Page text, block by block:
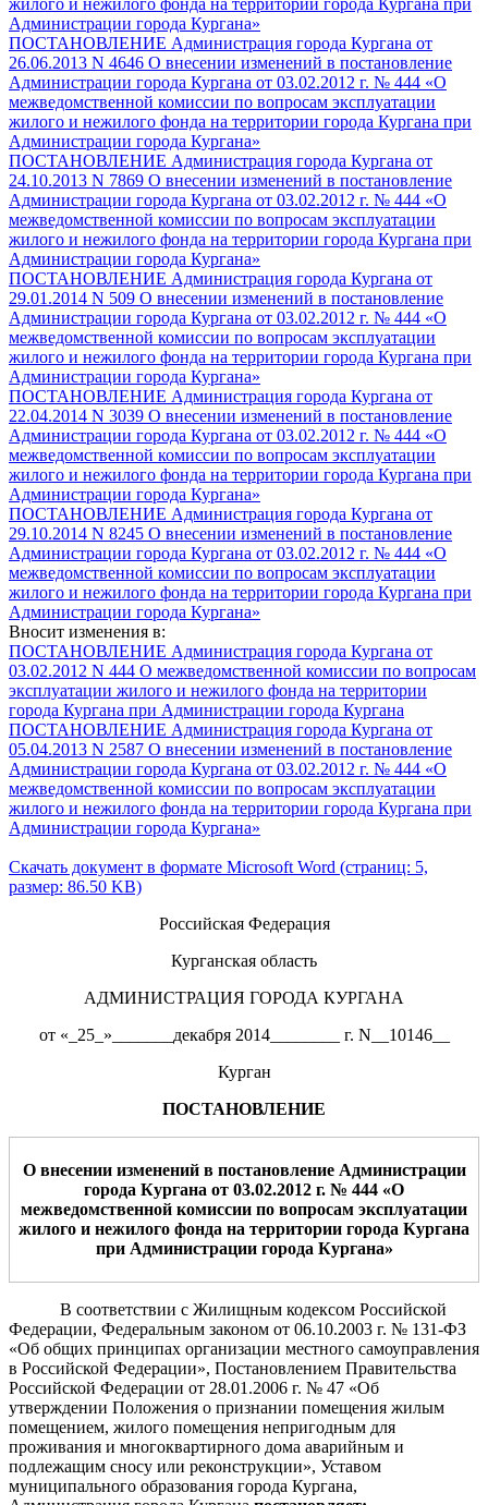
Администрации города Кургана»
ПОСТАНОВЛЕНИЕ Администрация города Кургана от
26.06.2013 N 4646 О внесении изменений в постановление
Администрации города Кургана от 03.02.2012 г. № 444 «О
межведомственной комиссии по вопросам эксплуатации
жилого и нежилого фонда на территории города Кургана при
Администрации города Кургана»
ПОСТАНОВЛЕНИЕ Администрация города Кургана от
24.10.2013 N 7869 О внесении изменений в постановление
Администрации города Кургана от 03.02.2012 г. № 444 «О
межведомственной комиссии по вопросам эксплуатации
жилого и нежилого фонда на территории города Кургана при
Администрации города Кургана»
ПОСТАНОВЛЕНИЕ Администрация города Кургана от
29.01.2014 N 509 О внесении изменений в постановление
Администрации города Кургана от 03.02.2012 г. № 444 «О
межведомственной комиссии по вопросам эксплуатации
жилого и нежилого фонда на территории города Кургана при
Администрации города Кургана»
ПОСТАНОВЛЕНИЕ Администрация города Кургана от
22.04.2014 N 3039 О внесении изменений в постановление
Администрации города Кургана от 03.02.2012 г. № 444 «О
межведомственной комиссии по вопросам эксплуатации
жилого и нежилого фонда на территории города Кургана при
Администрации города Кургана»
ПОСТАНОВЛЕНИЕ Администрация города Кургана от
29.10.2014 N 8245 О внесении изменений в постановление
Администрации города Кургана от 03.02.2012 г. № 444 «О
межведомственной комиссии по вопросам эксплуатации
жилого и нежилого фонда на территории города Кургана при
Администрации города Кургана»
Вносит изменения в:
ПОСТАНОВЛЕНИЕ Администрация города Кургана от
03.02.2012 N 444 О межведомственной комиссии по вопросам
эксплуатации жилого и нежилого фонда на территории
города Кургана при Администрации города Кургана
ПОСТАНОВЛЕНИЕ Администрация города Кургана от
05.04.2013 N 2587 О внесении изменений в постановление
Администрации города Кургана от 03.02.2012 г. № 444 «О
межведомственной комиссии по вопросам эксплуатации
жилого и нежилого фонда на территории города Кургана при
Администрации города Кургана»
Скачать документ в формате Microsoft Word (страниц: 5,
размер: 86.50 KB)
Российская Федерация
Курганская область
АДМИНИСТРАЦИЯ ГОРОДА КУРГАНА
от «_25_»_______декабря 2014________ г. N__10146__
Курган
ПОСТАНОВЛЕНИЕ
О внесении изменений в постановление Администрации
города Кургана от 03.02.2012 г. № 444 «О
межведомственной комиссии по вопросам эксплуатации
жилого и нежилого фонда на территории города Кургана
при Администрации города Кургана»
В соответствии с Жилищным кодексом Российской
Федерации, Федеральным законом от 06.10.2003 г. № 131-ФЗ
«Об общих принципах организации местного самоуправления
в Российской Федерации», Постановлением Правительства
Российской Федерации от 28.01.2006 г. № 47 «Об
утверждении Положения о признании помещения жилым
помещением, жилого помещения непригодным для
проживания и многоквартирного дома аварийным и
подлежащим сносу или реконструкции», Уставом
муниципального образования города Кургана,